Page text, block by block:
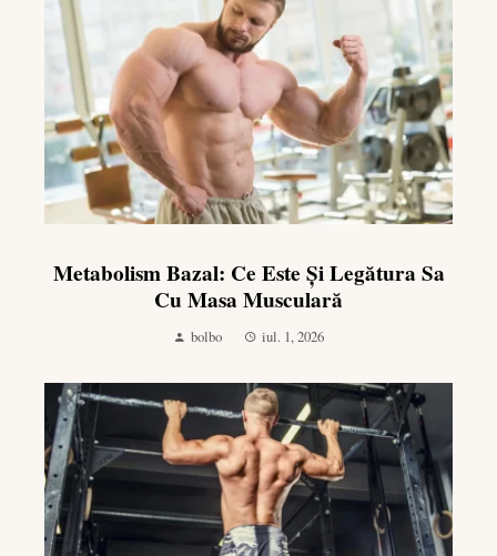
Metabolism Bazal: Ce Este Și Legătura Sa
Cu Masa Musculară
bolbo iul. 1, 2026